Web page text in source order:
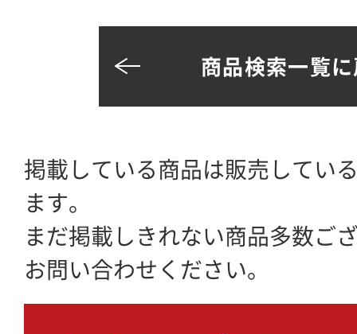
商品検索一覧
掲載している商品は販売してい
ます。
まだ掲載しきれない商品多数ご
お問い合わせください。